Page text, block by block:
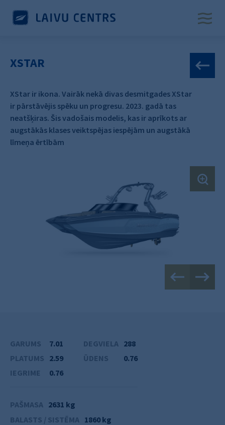
XSTAR
XStar ir ikona. Vairāk nekā divas desmitgades XStar
ir pārstāvējis spēku un progresu. 2023. gadā tas
neatšķiras. Šis vadošais modelis, kas ir aprīkots ar
augstākās klases veiktspējas iespējām un augstākā
līmeņa ērtībām
GARUMS
PLATUMS
IEGRIME
7.01
2.59
0.76
DEGVIELA
ŪDENS
288
0.76
PAŠMASA 2631 kg
BALASTS / SISTĒMA 1860 kg